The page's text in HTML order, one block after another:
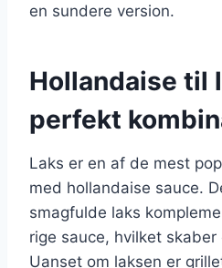
en sundere version.
Hollandaise til
perfekt
Laks er en af de mest
med hollandaise sauce.
smagfulde laks
rige sauce, hvilket
Uanset om laksen er